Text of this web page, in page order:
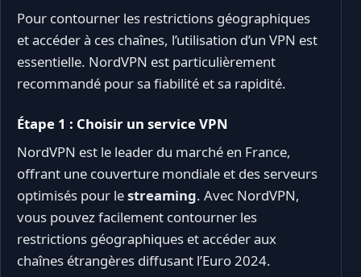
Pour contourner les restrictions géographiques
et accéder à ces chaînes, l’utilisation d’un VPN est
essentielle. NordVPN est particulièrement
recommandé pour sa fiabilité et sa rapidité.
Étape 1 : Choisir un service VPN
NordVPN est le leader du marché en France,
offrant une couverture mondiale et des serveurs
optimisés pour lestreaming. Avec NordVPN,
vous pouvez facilement contourner les
restrictions géographiques et accéder aux
chaînes étrangères diffusant l’Euro 2024.